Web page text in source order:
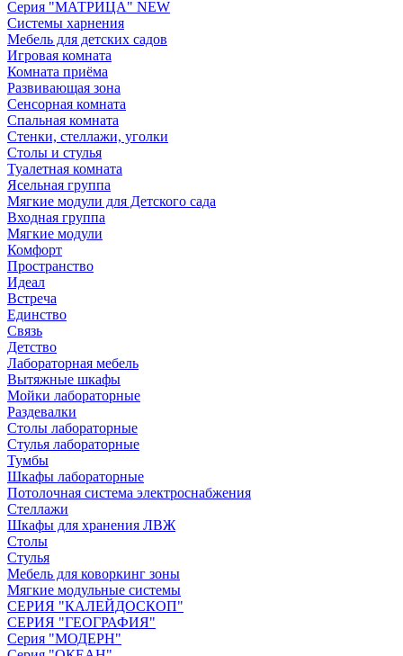
Серия "МАТРИЦА" NEW
Системы харнения
Мебель для детских садов
Игровая комната
Комната приёма
Развивающая зона
Сенсорная комната
Спальная комната
Стенки, стеллажи, уголки
Столы и стулья
Туалетная комната
Ясельная группа
Мягкие модули для Детского сада
Входная группа
Мягкие модули
Комфорт
Пространство
Идеал
Встреча
Единство
Связь
Детство
Лабораторная мебель
Вытяжные шкафы
Мойки лабораторные
Раздевалки
Столы лабораторные
Стулья лабораторные
Тумбы
Шкафы лабораторные
Потолочная система электроснабжения
Стеллажи
Шкафы для хранения ЛВЖ
Столы
Стулья
Мебель для коворкинг зоны
Мягкие модульные системы
СЕРИЯ "КАЛЕЙДОСКОП"
СЕРИЯ "ГЕОГРАФИЯ"
Серия "МОДЕРН"